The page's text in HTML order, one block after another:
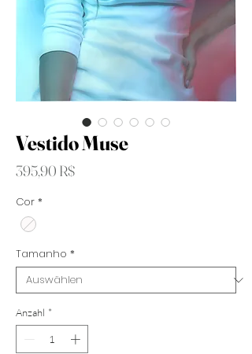
Vestido Muse
395,90 R$Preis
Cor *
Tamanho *
Anzahl *